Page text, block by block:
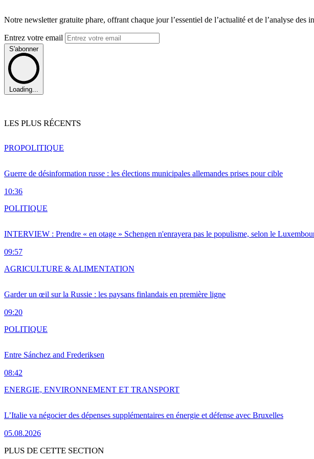
Notre newsletter gratuite phare, offrant chaque jour l’essentiel de l’actualité et de l’analyse
Entrez votre email
S'abonner
Loading...
LES PLUS RÉCENTS
Guerre de désinformation russe : les élections municipales allemandes prises pour cible
10:36
PROPOLITIQUE
INTERVIEW : Prendre « en otage » Schengen n'enrayera pas le populisme, selon le
09:57
POLITIQUE
Garder un œil sur la Russie : les paysans finlandais en première ligne
09:20
AGRICULTURE & ALIMENTATION
Entre Sánchez and Frederiksen
08:42
POLITIQUE
L’Italie va négocier des dépenses supplémentaires en énergie et défense avec Bruxelles
05.08.2026
ENERGIE, ENVIRONNEMENT ET TRANSPORT
PLUS DE CETTE SECTION